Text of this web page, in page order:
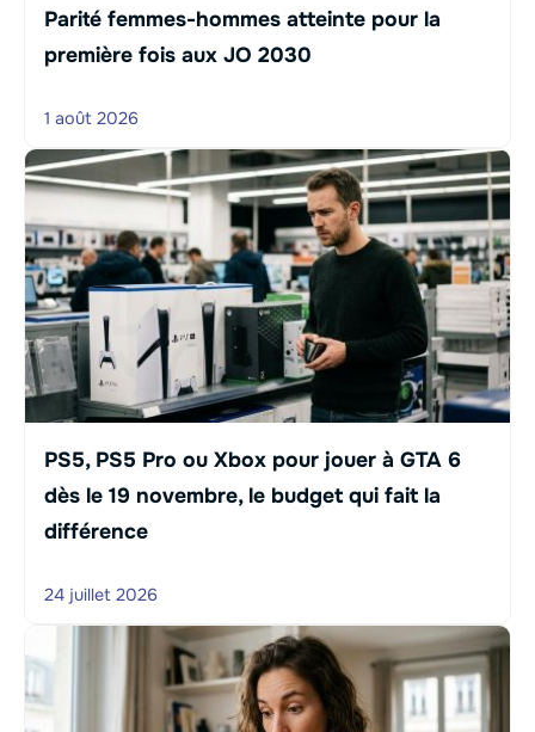
Parité femmes-hommes atteinte pour la
première fois aux JO 2030
1 août 2026
PS5, PS5 Pro ou Xbox pour jouer à GTA 6
dès le 19 novembre, le budget qui fait la
différence
24 juillet 2026